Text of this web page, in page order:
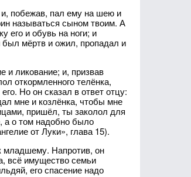
побежав, пал ему на шею и
называться сыном твоим. А
его и обувь на ноги; и
был мёртв и ожил, пропадал и
и ликование; и, призвав
откормленного телёнка,
Но он сказал в ответ отцу:
мне и козлёнка, чтобы мне
пришёл, ты заколол для
а о том надобно было
от Луки», глава 15).
младшему. Напротив, он
всё имущество семьи
его спасение надо